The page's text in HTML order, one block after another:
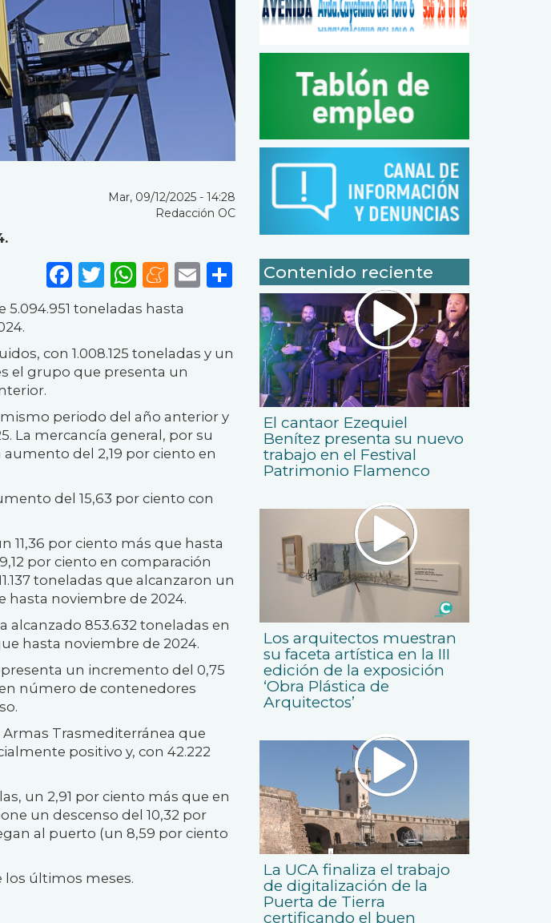
Mar, 09/12/2025 - 14:28
Redacción OC
Facebook
Twitter
WhatsApp
Meneame
Email
Share
toneladas hasta
con 1.008.125 toneladas y un
el grupo que presenta un
periodo del año anterior y
La mercancía general, por su
del 2,19 por ciento en
del 15,63 por ciento con
11,36 por ciento más que hasta
por ciento en comparación
toneladas que alcanzaron un
hasta noviembre de 2024.
alcanzado 853.632 toneladas en
hasta noviembre de 2024.
un incremento del 0,75
número de contenedores
Trasmediterránea que
positivo y, con 42.222
un 2,91 por ciento más que en
un descenso del 10,32 por
al puerto (un 8,59 por ciento
los últimos meses.
Contenido reciente
El cantaor Ezequiel
Benítez presenta su nuevo
trabajo en el Festival
Patrimonio Flamenco
Los arquitectos muestran
su faceta artística en la III
edición de la exposición
‘Obra Plástica de
Arquitectos’
La UCA finaliza el trabajo
de digitalización de la
Puerta de Tierra
certificando el buen